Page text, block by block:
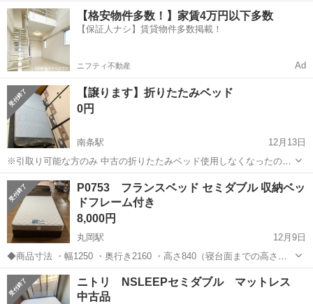
円！／うれしい土日祝休み★年間休日125日／稼げる夜勤専属！日払い
OK！ 人気の工場のお仕事 ◇カーナビゲーション部品の組立◇ ■ 業務
内容 車載用カーナビゲ...
長野 松本市 南松本駅 その他
【格安物件多数！】家賃4万円以下多数
【保証人ナシ】賃貸物件多数掲載！
ニフティ不動産 Ad
【譲ります】折りたたみベッド
0円
南条駅
12月13日
※引取り可能な方のみ 中古の折りたたみベッド使用しなくなったので
引取り可能な方へお譲り致します。 簡易マット部分は、除菌シートと
散水クリーナーで簡易的に掃除してあります。 サイズ 使用時は、長さ
200mm×幅100mm高さ...
福井 南条郡 折りたたみ
P0753 フランスベッド セミダブル 収納ベッ
ドフレーム付き
8,000円
丸岡駅
12月9日
◆商品寸法 ・幅1250 ・奥行き2160 ・高さ840（寝台面までの高さ
410） ◆状態 ・傷や汚れあり ヘタリなし、比較的綺麗、フレームに
小傷あり ※配送設置時は別途5000円頂きます。 ...
福井 坂井市 丸岡駅 ベッド フレーム
ニトリ NSLEEPセミダブル マットレス
中古品